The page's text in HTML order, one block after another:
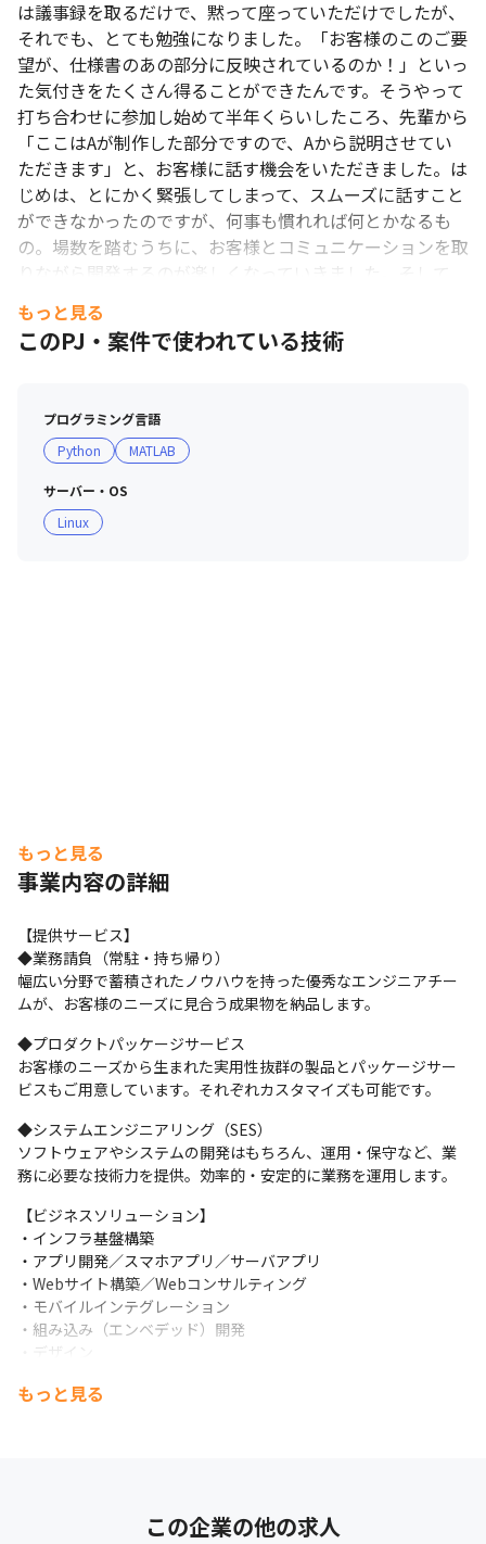
は議事録を取るだけで、黙って座っていただけでしたが、
それでも、とても勉強になりました。「お客様のこのご要
望が、仕様書のあの部分に反映されているのか！」といっ
た気付きをたくさん得ることができたんです。そうやって
打ち合わせに参加し始めて半年くらいしたころ、先輩から
「ここはAが制作した部分ですので、Aから説明させてい
ただきます」と、お客様に話す機会をいただきました。は
じめは、とにかく緊張してしまって、スムーズに話すこと
ができなかったのですが、何事も慣れれば何とかなるも
の。場数を踏むうちに、お客様とコミュニケーションを取
りながら開発するのが楽しくなっていきました。そして、
フロントに立って、カスタマイズのプロジェクトを推進で
きるようになりました。
属している部署では、自分のペースで仕事を進められるよ
うに気をつけてもらっているので、プライベートの時間が
充実することですね。趣味に時間が使えるので、ありがた
いです。「人財を育てよう」という姿勢が会社にあるとこ
ろです。たとえば、あるプロジェクトのリーダーから、
もっと見る
このPJ・案件で使われている技術
プログラミング言語
Python
MATLAB
サーバー・OS
Linux
もっと見る
事業内容の詳細
【提供サービス】
◆業務請負（常駐・持ち帰り）
幅広い分野で蓄積されたノウハウを持った優秀なエンジニアチー
ムが、お客様のニーズに見合う成果物を納品します。
◆プロダクトパッケージサービス
お客様のニーズから生まれた実用性抜群の製品とパッケージサー
ビスもご用意しています。それぞれカスタマイズも可能です。
◆システムエンジニアリング（SES）
ソフトウェアやシステムの開発はもちろん、運用・保守など、業
務に必要な技術力を提供。効率的・安定的に業務を運用します。
【ビジネスソリューション】
・インフラ基盤構築
・アプリ開発／スマホアプリ／サーバアプリ
・Webサイト構築／Webコンサルティング
・モバイルインテグレーション
・組み込み（エンベデッド）開発
・デザイン
・ディストリビューション／インテグレーションサービス
もっと見る
この企業の他の求人